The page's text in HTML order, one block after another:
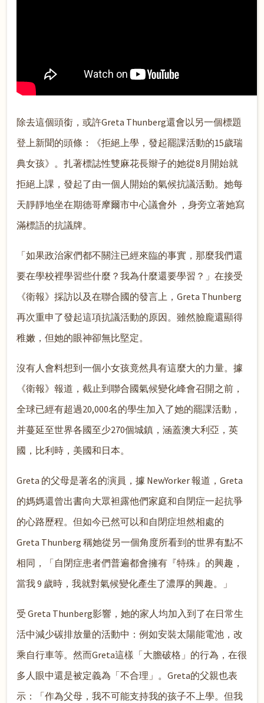
除去這個頭銜，或許Greta Thunberg還會以另一個標題
登上新聞的頭條：《拒絕上學，發起罷課活動的15歲瑞
典女孩》。扎著標誌性雙麻花長辮子的她從8月開始就
拒絕上課，發起了由一個人開始的氣候抗議活動。她每
天靜靜地坐在期德哥摩爾市中心議會外 ，身旁立著她寫
滿標語的抗議牌。
「如果政治家們都不關注已經來臨的事實，那麼我們還
要在學校裡學習些什麼？我為什麼還要學習？」在接受
《衛報》採訪以及在聯合國的發言上，Greta Thunberg
再次重申了發起這項抗議活動的原因。雖然臉龐還顯得
稚嫩，但她的眼神卻無比堅定。
沒有人會料想到一個小女孩竟然具有這麼大的力量。據
《衛報》報道，截止到聯合國氣候變化峰會召開之前，
全球已經有超過20,000名的學生加入了她的罷課活動，
并蔓延至世界各國至少270個城鎮，涵蓋澳大利亞，英
國，比利時，美國和日本。
Greta 的父母是著名的演員，據 NewYorker 報道，Greta
的媽媽還曾出書向大眾袒露他們家庭和自閉症一起抗爭
的心路歷程。但如今已然可以和自閉症坦然相處的
Greta Thunberg 稱她從另一個角度所看到的世界有點不
相同，「自閉症患者們普遍都會擁有『特殊』的興趣，
當我 9 歲時，我就對氣候變化產生了濃厚的興趣。」
受 Greta Thunberg影響，她的家人均加入到了在日常生
活中減少碳排放量的活動中：例如安裝太陽能電池，改
乘自行車等。然而Greta這樣「大膽破格」的行為，在很
多人眼中還是被定義為「不合理」。Greta的父親也表
示：「作為父母，我不可能支持我的孩子不上學。但我